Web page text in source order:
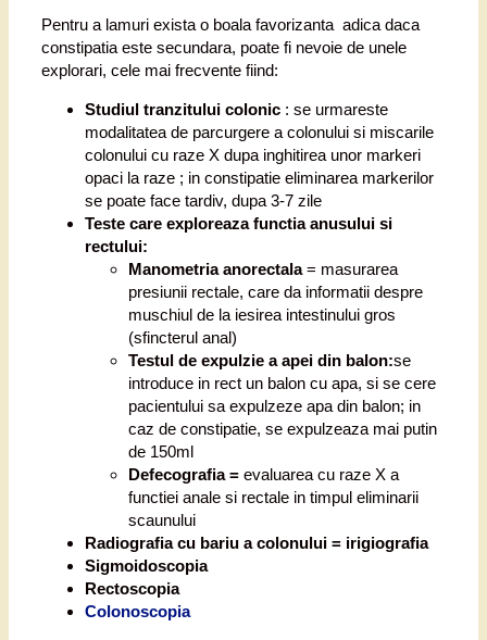
Pentru a lamuri exista o boala favorizanta adica daca
constipatia este secundara, poate fi nevoie de unele
explorari, cele mai frecvente fiind:
Studiul tranzitului colonic : se urmareste
modalitatea de parcurgere a colonului si miscarile
colonului cu raze X dupa inghitirea unor markeri
opaci la raze ; in constipatie eliminarea markerilor
se poate face tardiv, dupa 3-7 zile
Teste care exploreaza functia anusului si
rectului:
Manometria anorectala= masurarea
presiunii rectale, care da informatii despre
muschiul de la iesirea intestinului gros
(sfincterul anal)
Testul de expulzie a apei din balon:se
introduce in rect un balon cu apa, si se cere
pacientului sa expulzeze apa din balon; in
caz de constipatie, se expulzeaza mai putin
de 150ml
Defecografia = evaluarea cu raze X a
functiei anale si rectale in timpul eliminarii
scaunului
Radiografia cu bariu a colonului = irigiografia
Sigmoidoscopia
Rectoscopia
Colonoscopia